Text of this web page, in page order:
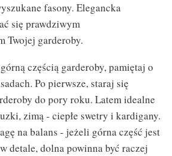
fasony. Elegancka
się prawdziwym
Twojej garderoby.
częścią garderoby, pamiętaj o
Po pierwsze, staraj się
do pory roku. Latem idealne
zimą - ciepłe swetry i kardigany.
na balans - jeżeli górna część jest
detale, dolna powinna być raczej